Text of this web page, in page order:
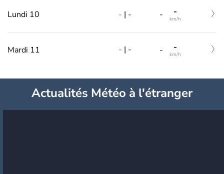
Lundi 10 - | - - -
km/h
Mardi 11 - | - - -
km/h
Actualités Météo à l'étranger